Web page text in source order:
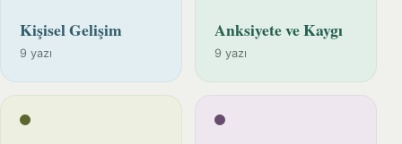
Kişisel Gelişim
9 yazı
Anksiyete ve Kaygı
9 yazı